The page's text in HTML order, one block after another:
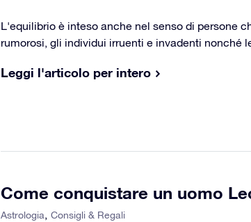
L'equilibrio è inteso anche nel senso di persone
rumorosi, gli individui irruenti e invadenti nonché
Leggi l'articolo per intero
Come conquistare un uomo
Astrologia Consigli & Regali